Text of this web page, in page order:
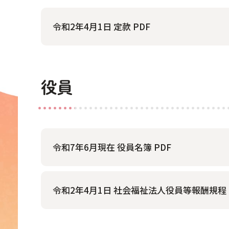
令和2年4月1日 定款 PDF
役員
令和7年6月現在 役員名簿 PDF
令和2年4月1日 社会福祉法人役員等報酬規程